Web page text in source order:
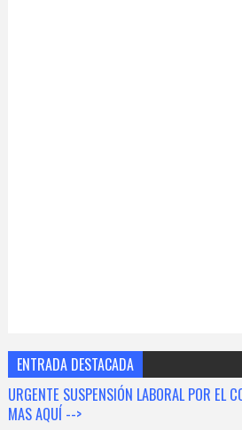
ENTRADA DESTACADA
URGENTE SUSPENSIÓN LABORAL POR EL
MAS AQUÍ -->